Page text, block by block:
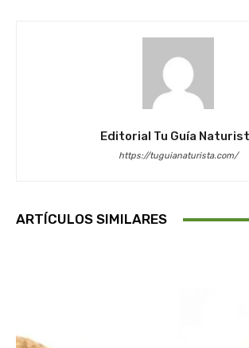
Editorial Tu Guía
https://tuguianaturista.com/
ARTÍCULOS SIMILARES